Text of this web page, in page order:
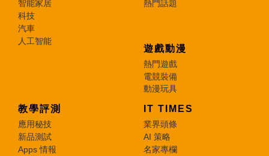
智能家居
科技
汽車
人工智能
熱門話題
遊戲動漫
熱門遊戲
電競裝備
動漫玩具
教學評測
應用秘技
新品測試
Apps 情報
IT TIMES
業界頭條
AI 策略
名家專欄